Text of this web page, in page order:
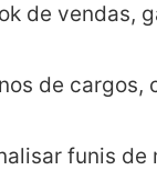
de vendas,
de
funis